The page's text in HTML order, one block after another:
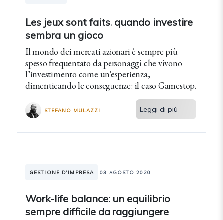
Les jeux sont faits, quando investire
sembra un gioco
Il mondo dei mercati azionari è sempre più
spesso frequentato da personaggi che vivono
l’investimento come un'esperienza,
dimenticando le conseguenze: il caso Gamestop.
STEFANO MULAZZI Leggi di più
GESTIONE D'IMPRESA 03 AGOSTO 2020
Work-life balance: un equilibrio
sempre difficile da raggiungere